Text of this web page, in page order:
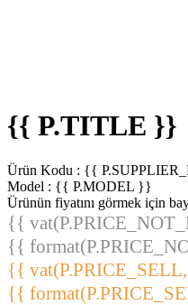
{{ P.TITLE }}
Ürün Kodu : {{
Model : {{ P.MODEL }}
Ürünün fiyatını görmek için
{{
{{
{{
{{